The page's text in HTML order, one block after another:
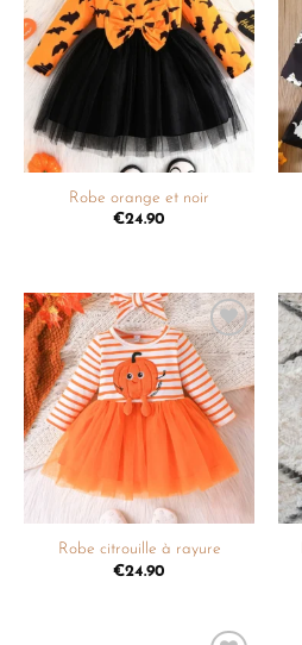
à la
liste de
souhaits
Robe orange et noir
€24.90
Ajouter
à la
liste de
souhaits
Robe citrouille à rayure
€24.90